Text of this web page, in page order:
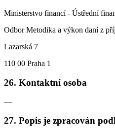
Ministerstvo financí - Ústřední
Odbor Metodika a výkon daní z
Lazarská 7
110 00 Praha 1
26. Kontaktní osoba
—
27. Popis je zpracován